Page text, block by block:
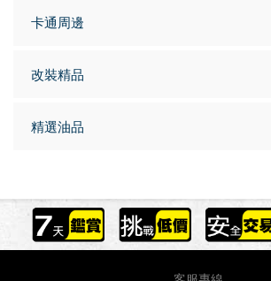
卡通周邊
改裝精品
精選油品